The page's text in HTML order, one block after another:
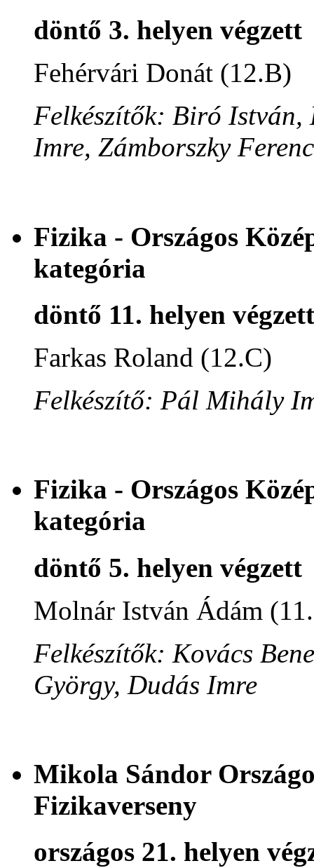
döntő 3. helyen végzett
Fehérvári Donát (12.B)
Felkészítők: Biró István,
Imre, Zámborszky Ferenc
Fizika - Országos
kategória
döntő 11. helyen végzett
Farkas Roland (12.C)
Felkészítő: Pál Mihály
Fizika - Országos
kategória
döntő 5. helyen végzett
Molnár István Ádám
Felkészítők: Kovács
György, Dudás Imre
Mikola Sándor
Fizikaverseny
országos 21. helyen